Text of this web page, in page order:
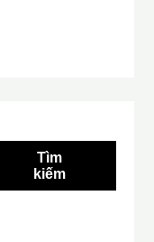
Tìm
kiếm